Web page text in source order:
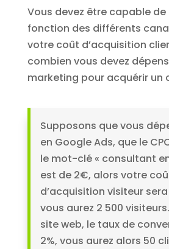
Vous devez être capable de
fonction des différents
votre coût d’acquisition
combien vous devez
marketing pour acquérir un
Supposons que vous
en Google Ads, que le
le mot-clé « consultant
est de 2€, alors votre
d’acquisition visiteur
vous aurez 2 500
site web, le taux de
2%, vous aurez alors 50